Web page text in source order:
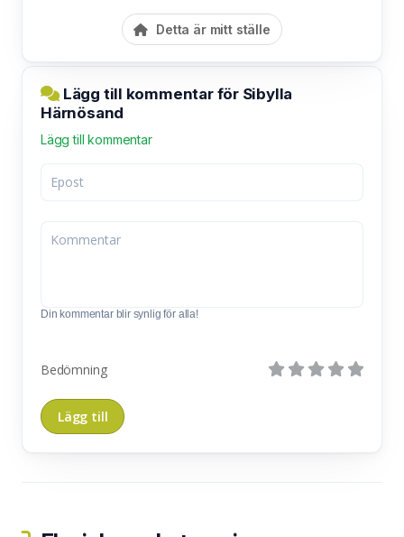
Detta är mitt ställe
Lägg till kommentar för Sibylla
Härnösand
Lägg till kommentar
Din kommentar blir synlig för alla!
Bedömning